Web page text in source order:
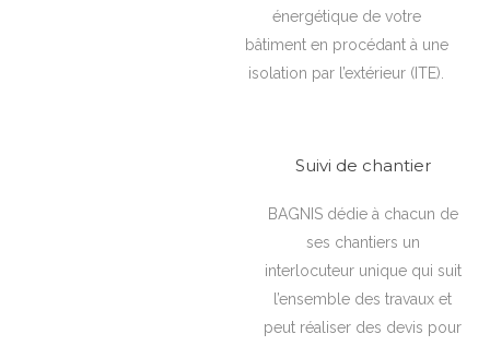
énergétique de votre
bâtiment en procédant à une
isolation par l’extérieur (ITE).
Suivi de chantier
BAGNIS dédie à chacun de
ses chantiers un
interlocuteur unique qui suit
l’ensemble des travaux et
peut réaliser des devis pour